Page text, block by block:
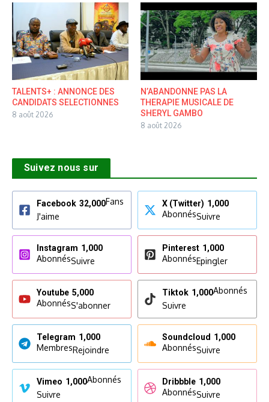
TALENTS+ : ANNONCE DES
CANDIDATS SELECTIONNES
8 août 2026
N’ABANDONNE PAS LA
THERAPIE MUSICALE DE
SHERYL GAMBO
8 août 2026
Suivez nous sur
Facebook 32,000Fans
J'aime
X (Twitter) 1,000
AbonnésSuivre
Instagram 1,000
AbonnésSuivre
Pinterest 1,000
AbonnésEpingler
Youtube 5,000
AbonnésS'abonner
Tiktok 1,000Abonnés
Suivre
Telegram 1,000
MembresRejoindre
Soundcloud 1,000
AbonnésSuivre
Vimeo 1,000Abonnés
Suivre
Dribbble 1,000
AbonnésSuivre